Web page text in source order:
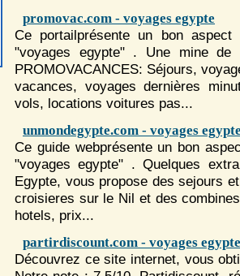
promovac.com - voyages egypte
Ce portailprésente un bon
"voyages egypte" . Une mine de
PROMOVACANCES: Séjours,
vacances, voyages dernières
vols, locations voitures pas...
unmondegypte.com - voyages
Ce guide webprésente un bon
"voyages egypte" . Quelques
Egypte, vous propose des sejours
croisieres sur le Nil et des
hotels, prix...
partirdiscount.com - voyages egypte
Découvrez ce site internet, vous